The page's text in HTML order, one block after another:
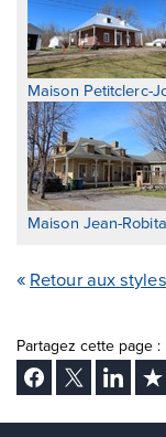
Maison Petitclerc-
Maison Jean-
Retour aux
Partagez cette page :
Facebook
Twitter LinkedIn